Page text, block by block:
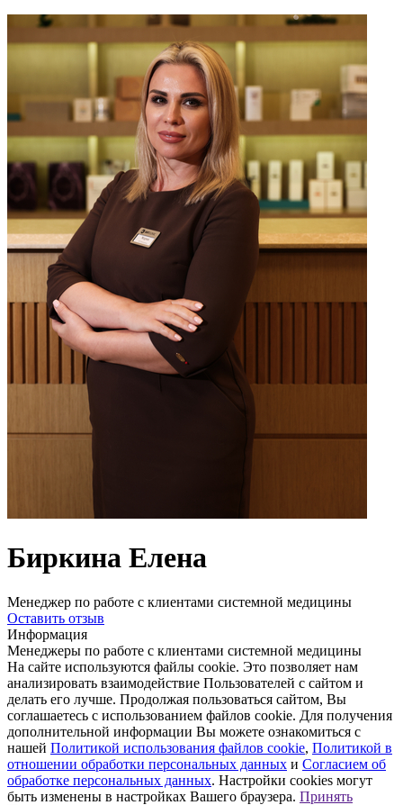
Биркина Елена
Менеджер по работе с клиентами системной медицины
Оставить отзыв
Информация
Менеджеры по работе с клиентами системной медицины
На сайте используются файлы cookie. Это позволяет нам
анализировать взаимодействие Пользователей с сайтом и
делать его лучше. Продолжая пользоваться сайтом, Вы
соглашаетесь с использованием файлов cookie. Для получения
дополнительной информации Вы можете ознакомиться с
нашей Политикой использования файлов cookie, Политикой в
отношении обработки персональных данных и Согласием об
обработке персональных данных. Настройки cookies могут
быть изменены в настройках Вашего браузера. Принять